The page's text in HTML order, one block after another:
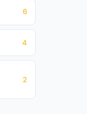
6
4
2